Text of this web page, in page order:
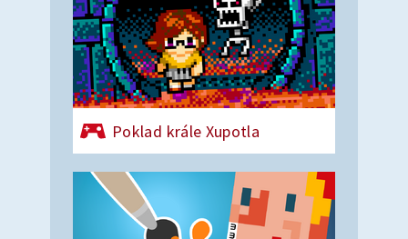
Poklad krále Xupotla